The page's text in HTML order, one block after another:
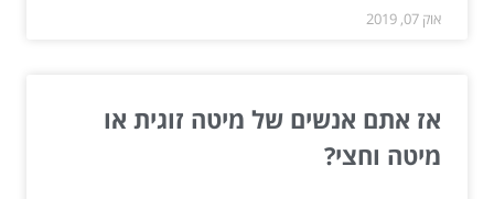
אוק 07, 2019
אז אתם אנשים של מיטה זוגית או
מיטה וחצי?